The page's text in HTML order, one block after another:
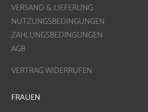
VERSAND & LIEFERUNG
NUTZUNGSBEDINGUNGEN
ZAHLUNGSBEDINGUNGEN
AGB
VERTRAG WIDERRUFEN
FRAUEN